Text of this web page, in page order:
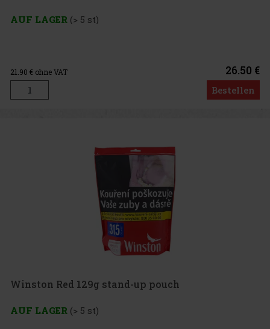
AUF LAGER (> 5 st)
21.90 € ohne VAT 26.50 €
Bestellen
Winston Red 129g stand-up pouch
AUF LAGER (> 5 st)